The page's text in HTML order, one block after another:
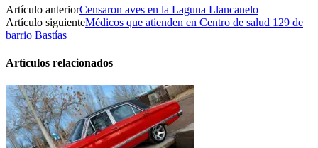
Artículo anteriorCensaron aves en la Laguna Llancanelo
Artículo siguienteMédicos que atienden en Centro de salud 129 de
barrio Bastías
Artículos relacionados